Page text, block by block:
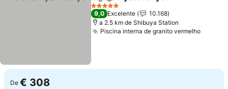
Adicionar aos favoritos
5 Estrelas
9,0 Excelente
10.168
a 2.5 km de Shibuya Station
Piscina interna de granito vermelho
De € 308